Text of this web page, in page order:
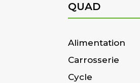
QUAD
Alimentation
Carrosserie
Cycle